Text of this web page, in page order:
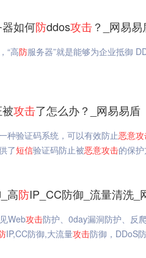
如何防ddos攻击？_网易易
“高防服务器”就是能够为企业抵御
攻击了怎么办？_网易易盾
种验证码系统，可以有效防止恶意
了短信验证码防止被恶意攻击的保护
高防IP_CC防御_流量清洗_
Web攻击防护、0day漏洞防护、反
IP,CC防御,大流量攻击防御，DDoS